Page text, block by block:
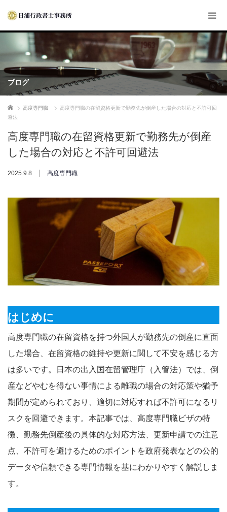
ブログ
ホーム 高度専門職
高度専門職の在留資格更新で勤務先が倒産した場合の対応と不許可回
避法
高度専門職の在留資格更新で勤務先が倒産
した場合の対応と不許可回避法
2025.9.8 高度専門職
はじめに
高度専門職の在留資格を持つ外国人が勤務先の倒産に直面
した場合、在留資格の維持や更新に関して不安を感じる方
は多いです。日本の出入国在留管理庁（入管法）では、倒
産などやむを得ない事情による離職の場合の対応策や猶予
期間が定められており、適切に対応すれば不許可になるリ
スクを回避できます。本記事では、高度専門職ビザの特
徴、勤務先倒産後の具体的な対応方法、更新申請での注意
点、不許可を避けるためのポイントを政府発表などの公的
データや信頼できる専門情報を基にわかりやすく解説しま
す。